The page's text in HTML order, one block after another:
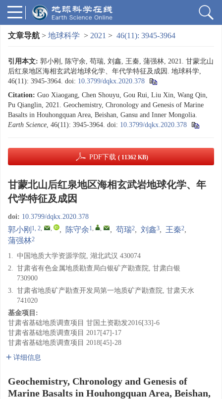
文章导航 > 地球科学 > 2021 > 46(11): 3945-3964
引用本文: 郭小刚, 陈守余, 苟瑞, 刘鑫, 王秦, 蒲强林, 2021. 甘蒙北山
后红泉地区海相玄武岩地球化学、年代学特征及成因. 地球科学,
46(11): 3945-3964. doi: 10.3799/dqkx.2020.378
Citation: Guo Xiaogang, Chen Shouyu, Gou Rui, Liu Xin, Wang Qin,
Pu Qianglin, 2021. Geochemistry, Chronology and Genesis of Marine
Basalts in Houhongquan Area, Beishan, Gansu and Inner Mongolia.
Earth Science, 46(11): 3945-3964. doi: 10.3799/dqkx.2020.378
PDF下载 ( 11362 KB)
甘蒙北山后红泉地区海相玄武岩地球化学、年
代学特征及成因
doi: 10.3799/dqkx.2020.378
郭小刚 1, 2, , , 陈守余1, , , 苟瑞2, 刘鑫3, 王秦2,
蒲强林2
1. 中国地质大学资源学院, 湖北武汉 430074
2. 甘肃省有色金属地质勘查局白银矿产勘查院, 甘肃白银
730900
3. 甘肃省地质矿产勘查开发局第一地质矿产勘查院, 甘肃天水
741020
基金项目:
甘肃省基础地质调查项目 甘国土资勘发2016[33]-6
甘肃省基础地质调查项目 2017[47]-17
甘肃省基础地质调查项目 2018[45]-28
详细信息
Geochemistry, Chronology and Genesis of
Marine Basalts in Houhongquan Area, Beishan,